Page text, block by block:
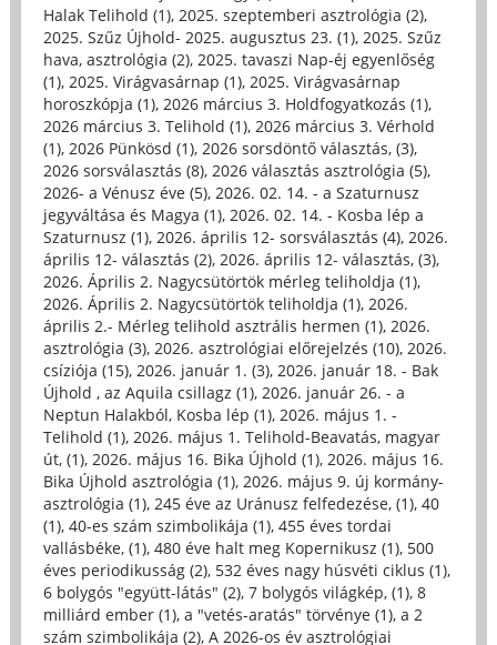
Halak Telihold (1), 2025. szeptemberi asztrológia (2),
2025. Szűz Újhold- 2025. augusztus 23. (1), 2025. Szűz
hava, asztrológia (2), 2025. tavaszi Nap-éj egyenlőség
(1), 2025. Virágvasárnap (1), 2025. Virágvasárnap
horoszkópja (1), 2026 március 3. Holdfogyatkozás (1),
2026 március 3. Telihold (1), 2026 március 3. Vérhold
(1), 2026 Pünkösd (1), 2026 sorsdöntő választás, (3),
2026 sorsválasztás (8), 2026 választás asztrológia (5),
2026- a Vénusz éve (5), 2026. 02. 14. - a Szaturnusz
jegyváltása és Magya (1), 2026. 02. 14. - Kosba lép a
Szaturnusz (1), 2026. április 12- sorsválasztás (4), 2026.
április 12- választás (2), 2026. április 12- választás, (3),
2026. Április 2. Nagycsütörtök mérleg teliholdja (1),
2026. Április 2. Nagycsütörtök teliholdja (1), 2026.
április 2.- Mérleg telihold asztrális hermen (1), 2026.
asztrológia (3), 2026. asztrológiai előrejelzés (10), 2026.
csíziója (15), 2026. január 1. (3), 2026. január 18. - Bak
Újhold , az Aquila csillagz (1), 2026. január 26. - a
Neptun Halakból, Kosba lép (1), 2026. május 1. -
Telihold (1), 2026. május 1. Telihold-Beavatás, magyar
út, (1), 2026. május 16. Bika Újhold (1), 2026. május 16.
Bika Újhold asztrológia (1), 2026. május 9. új kormány-
asztrológia (1), 245 éve az Uránusz felfedezése, (1), 40
(1), 40-es szám szimbolikája (1), 455 éves tordai
vallásbéke, (1), 480 éve halt meg Kopernikusz (1), 500
éves periodikusság (2), 532 éves nagy húsvéti ciklus (1),
6 bolygós "együtt-látás" (2), 7 bolygós világkép, (1), 8
milliárd ember (1), a "vetés-aratás" törvénye (1), a 2
szám szimbolikája (2), A 2026-os év asztrológiai